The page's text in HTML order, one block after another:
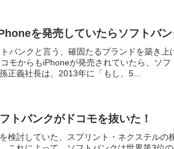
を発売していたらソフトバン
バンクと言う、確固たるブランドを築き上
モからもiPhoneが発売されていたら、ソフ
正義社長は、2013年に「もし、5...
トバンクがドコモを抜いた！
検討していた、スプリント・ネクステルの